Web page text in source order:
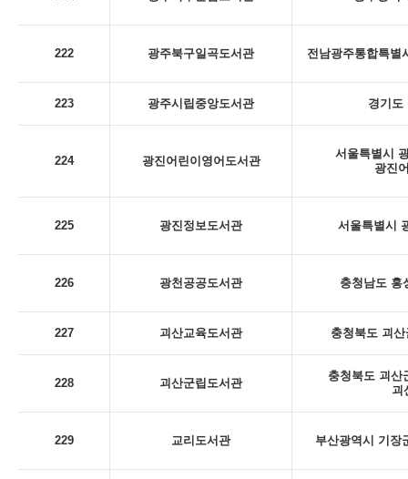
222 광주북구일곡도서관 전남광주통합특별
223 광주시립중앙도서관 경기도
224 광진어린이영어도서관
서울특별시
광진
225 광진정보도서관 서울특별시
226 광천공공도서관 충청남도 홍
227 괴산교육도서관 충청북도 괴
228 괴산군립도서관
충청북도 괴산
괴
229 교리도서관 부산광역시 기장